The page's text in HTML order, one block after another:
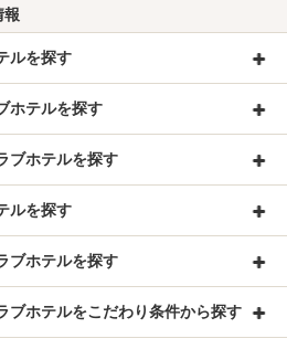
報
ルを探す
ホテルを探す
ブホテルを探す
ルを探す
ブホテルを探す
ブホテルをこだわり条件から探す